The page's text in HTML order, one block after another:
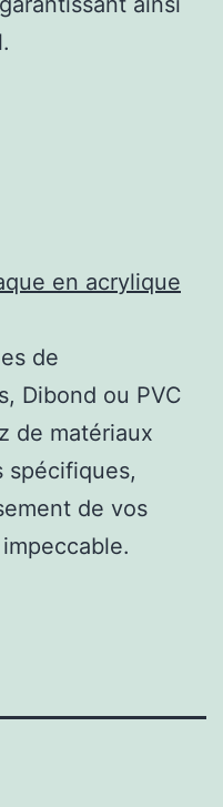
en acrylique
de
Dibond ou PVC
de matériaux
spécifiques,
de vos